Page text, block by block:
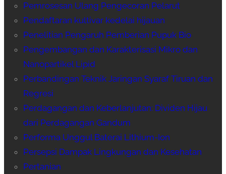
Pemrosesan Ulang Pengecoran Pelarut
Pendaftaran kultivar kedelai hijauan
Penelitian Pengaruh Pemberian Pupuk Bio
Pengembangan dan Karakterisasi Mikro dan
Nanopartikel Lipid
Perbandingan Teknik Jaringan Syaraf Tiruan dan
Regresi
Perdagangan dan Keberlanjutan: Dividen Hijau
dari Perdagangan Gandum
Performa Unggul Baterai Lithium-Ion
Persepsi Dampak Lingkungan dan Kesehatan
Pertanian